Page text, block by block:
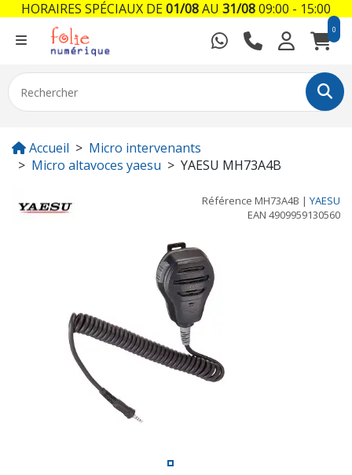
0
Accueil
Micro intervenants
Micro altavoces yaesu
YAESU MH73A4B
Référence MH73A4B | YAESU
EAN 4909959130560
HORAIRES SPÉCIAUX DE01/08AU 31/0809:00 - 15:00